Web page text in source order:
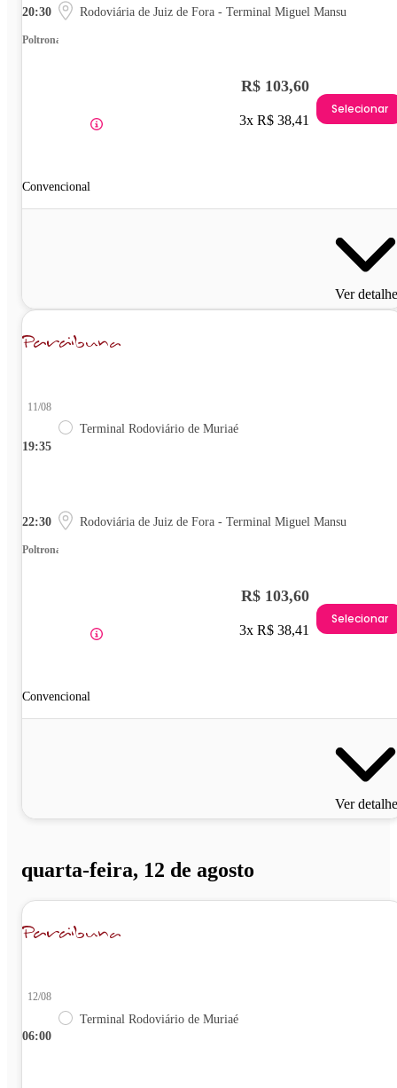
20:30 Rodoviária de Juiz de Fora - Terminal Miguel Mansu
Poltrona
Convencional
R$ 103,60
3x R$ 38,41
Selecionar
Ver
19:35
11/08
Terminal Rodoviário de Muriaé
22:30 Rodoviária de Juiz de Fora - Terminal Miguel Mansu
Poltrona
Convencional
R$ 103,60
3x R$ 38,41
Selecionar
Ver
quarta-feira, 12 de agosto
06:00
12/08
Terminal Rodoviário de Muriaé